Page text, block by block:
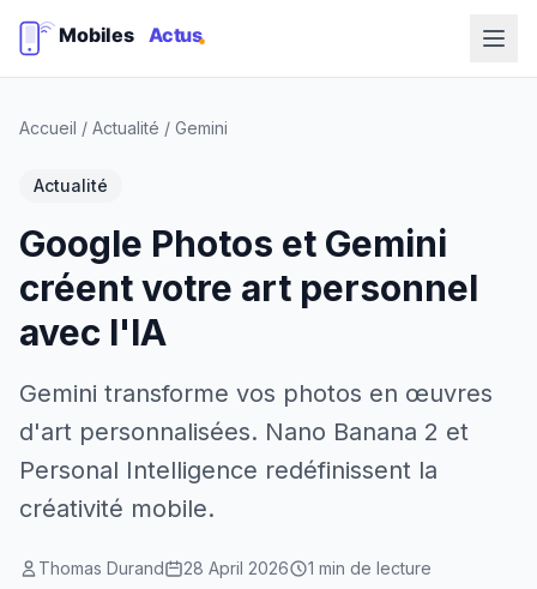
Accueil / Actualité / Gemini
Actualité
Google Photos et Gemini
créent votre art personnel
avec l'IA
Gemini transforme vos photos en œuvres
d'art personnalisées. Nano Banana 2 et
Personal Intelligence redéfinissent la
créativité mobile.
Thomas Durand 28 April 2026 1 min de lecture